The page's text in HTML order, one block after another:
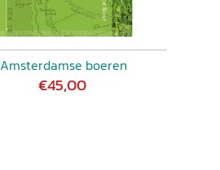
Amsterdamse boeren
€45,00